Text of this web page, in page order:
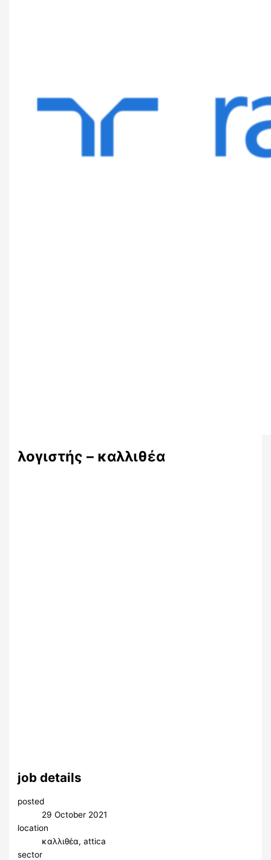
λογιστής – καλλιθέα
job details
posted
29 October 2021
location
καλλιθέα, attica
sector